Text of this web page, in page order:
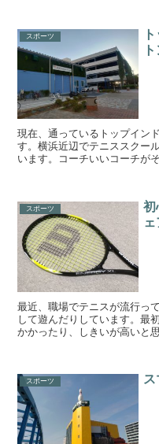
スポーツ
現在、通っているトップイン
す。横浜近辺でテニススクー
います。コーチいいコーチが
スポーツ
初
最近、職場でテニスが流行っ
して遊んだりしています。最
かかったり、しきいが高いと
スポーツ